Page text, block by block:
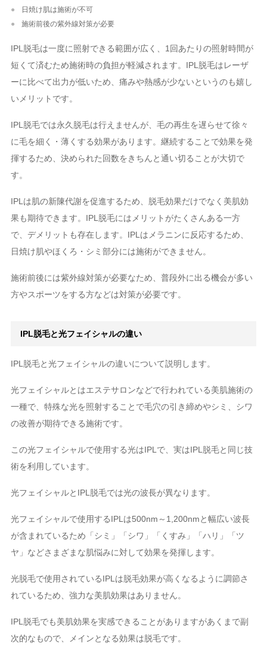
日焼け肌は施術が不可
施術前後の紫外線対策が必要
IPL脱毛は一度に照射できる範囲が広く、1回あたりの照射時間が
短くて済むため施術時の負担が軽減されます。IPL脱毛はレーザ
ーに比べて出力が低いため、痛みや熱感が少ないというのも嬉し
いメリットです。
IPL脱毛では永久脱毛は行えませんが、毛の再生を遅らせて徐々
に毛を細く・薄くする効果があります。継続することで効果を発
揮するため、決められた回数をきちんと通い切ることが大切で
す。
IPLは肌の新陳代謝を促進するため、脱毛効果だけでなく美肌効
果も期待できます。IPL脱毛にはメリットがたくさんある一方
で、デメリットも存在します。IPLはメラニンに反応するため、
日焼け肌やほくろ・シミ部分には施術ができません。
施術前後には紫外線対策が必要なため、普段外に出る機会が多い
方やスポーツをする方などは対策が必要です。
IPL脱毛と光フェイシャルの違い
IPL脱毛と光フェイシャルの違いについて説明します。
光フェイシャルとはエステサロンなどで行われている美肌施術の
一種で、特殊な光を照射することで毛穴の引き締めやシミ、シワ
の改善が期待できる施術です。
この光フェイシャルで使用する光はIPLで、実はIPL脱毛と同じ技
術を利用しています。
光フェイシャルとIPL脱毛では光の波長が異なります。
光フェイシャルで使用するIPLは500nm～1,200nmと幅広い波長
が含まれているため「シミ」「シワ」「くすみ」「ハリ」「ツ
ヤ」などさまざまな肌悩みに対して効果を発揮します。
光脱毛で使用されているIPLは脱毛効果が高くなるように調節さ
れているため、強力な美肌効果はありません。
IPL脱毛でも美肌効果を実感できることがありますがあくまで副
次的なもので、メインとなる効果は脱毛です。